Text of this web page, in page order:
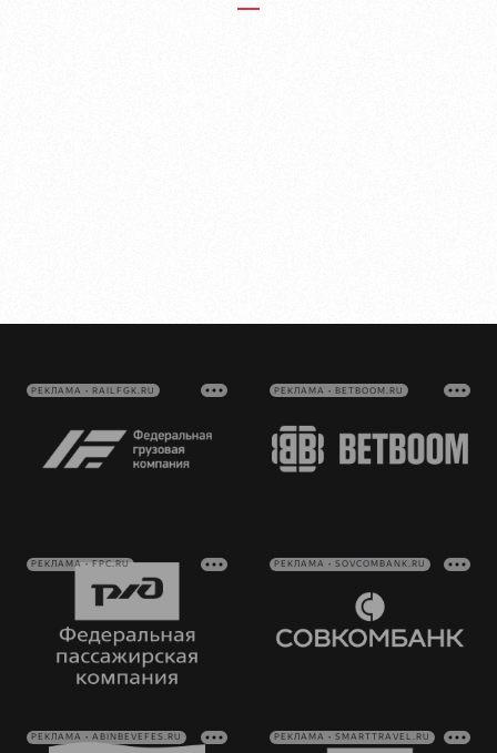
РЕКЛАМА • RAILFGK.RU РЕКЛАМА • BETBOOM.RU
РЕКЛАМА • FPC.RU РЕКЛАМА • SOVCOMBANK.RU
РЕКЛАМА • ABINBEVEFES.RU РЕКЛАМА • SMARTTRAVEL.RU